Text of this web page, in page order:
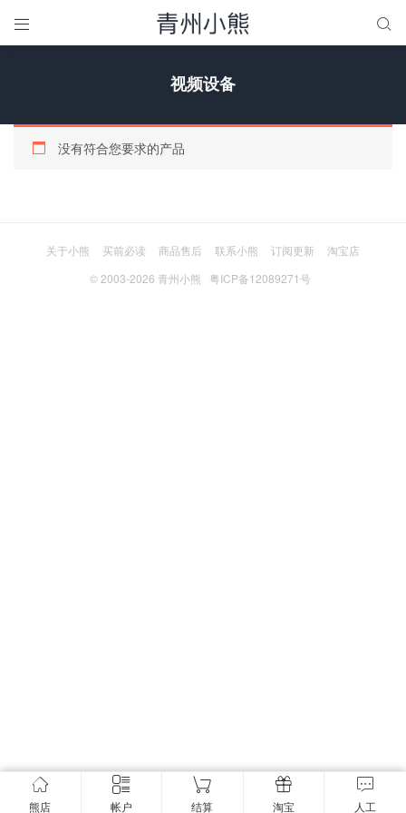
 
视频设备
没有符合您要求的产品
熊店 帐户 结算 淘宝 人工
关于小熊 买前必读 商品售后 联系小熊 订阅更新
淘宝店
© 2003-2026 青州小熊 粤ICP备12089271号